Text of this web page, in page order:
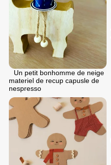
Un petit bonhomme de neige
materiel de recup capusle de
nespresso